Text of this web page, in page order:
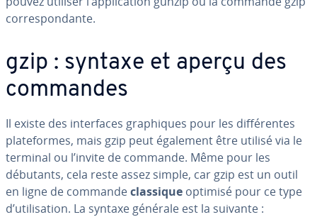
cor­res­pon­dante.
gzip : syntaxe et aperçu des
commandes
Il existe des in­ter­faces gra­phiques pour les dif­fé­rentes
pla­te­formes, mais gzip peut également être utilisé via le
terminal ou l’invite de commande. Même pour les
débutants, cela reste assez simple, car gzip est un outil
en ligne de commandeclassique optimisé pour ce type
d’uti­li­sa­tion. La syntaxe générale est la suivante :